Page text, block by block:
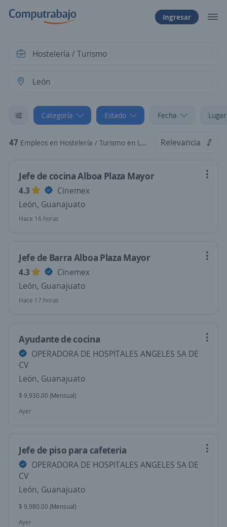
Ingresar
Categoría Estado Fecha
47 Empleos en Hostelería / Turismo en León, Guanajuato Relevancia
Jefe de cocina Alboa Plaza Mayor
4.3
Cinemex
León, Guanajuato
Hace 16 horas
Jefe de Barra Alboa Plaza Mayor
4.3
Cinemex
León, Guanajuato
Hace 17 horas
Ayudante de cocina
OPERADORA DE HOSPITALES ANGELES SA DE
CV
León, Guanajuato
$ 9,930.00 (Mensual)
Ayer
Jefe de piso para cafeteria
OPERADORA DE HOSPITALES ANGELES SA DE
CV
León, Guanajuato
$ 9,980.00 (Mensual)
Ayer